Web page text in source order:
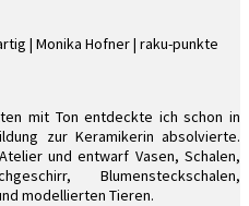
mit Ton entdeckte ich schon in
zur Keramikerin absolvierte.
und entwarf Vasen, Schalen,
Blumensteckschalen,
modellierten Tieren.